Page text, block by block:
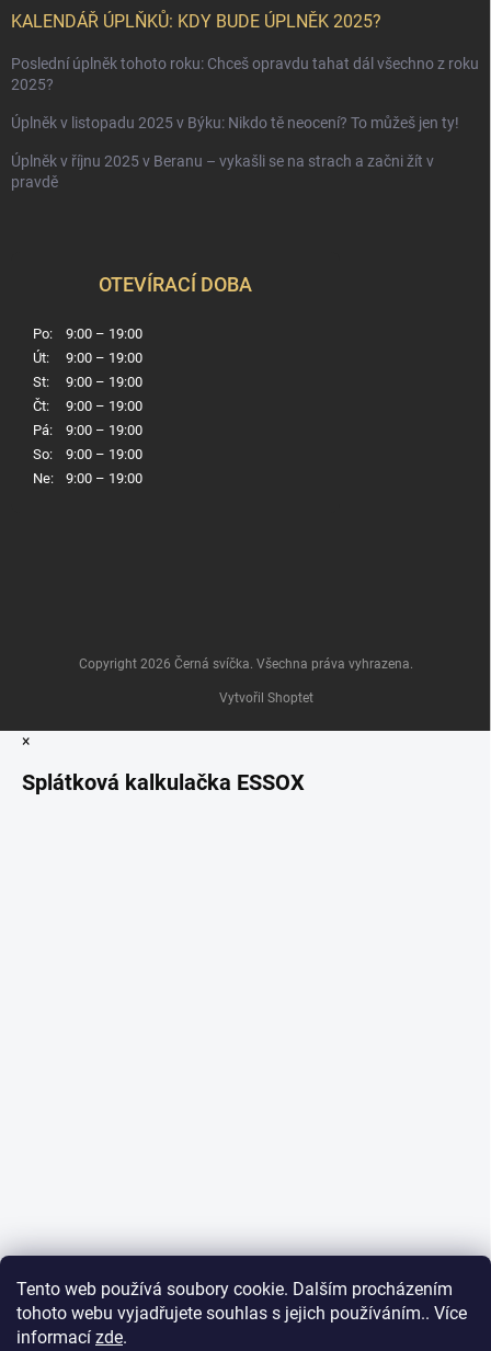
Tento web používá soubory cookie. Dalším procházením
tohoto webu vyjadřujete souhlas s jejich používáním.. Více
informací zde.
KALENDÁŘ ÚPLŇKŮ: KDY BUDE ÚPLNĚK 2025?
Poslední úplněk tohoto roku: Chceš opravdu tahat dál všechno z roku
2025?
Úplněk v listopadu 2025 v Býku: Nikdo tě neocení? To můžeš jen ty!
Úplněk v říjnu 2025 v Beranu – vykašli se na strach a začni žít v
pravdě
OTEVÍRACÍ DOBA
Po:
9:00 – 19:00
Út:
9:00 – 19:00
St:
9:00 – 19:00
Čt:
9:00 – 19:00
Pá:
9:00 – 19:00
So:
9:00 – 19:00
Ne:
9:00 – 19:00
Vytvořil Shoptet
Copyright 2026 Černá svíčka. Všechna práva vyhrazena.
×
Splátková kalkulačka ESSOX